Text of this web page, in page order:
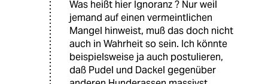
Was heißt hier Ignoranz ? Nur weil
jemand auf einen vermeintlichen
Mangel hinweist, muß das doch nicht
auch in Wahrheit so sein. Ich könnte
beispielsweise ja auch postulieren,
daß Pudel und Dackel gegenüber